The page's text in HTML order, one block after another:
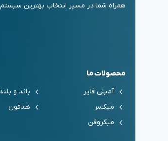
همراه شما در مسیر انتخاب بهترین
محصولات ما
آمپلی فایر
باند و
میکسر
هدفون
میکروفن